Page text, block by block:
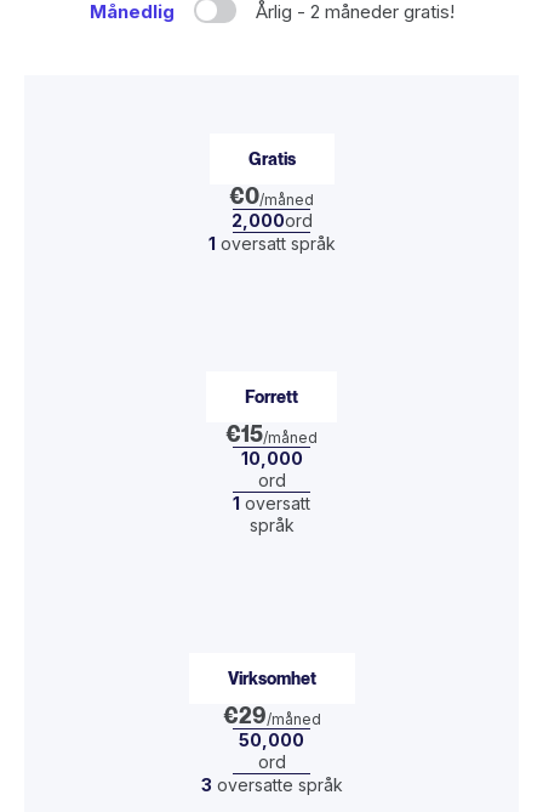
Månedlig Årlig - 2 måneder gratis!
Gratis
€0/måned
2,000ord
1 oversatt språk
Forrett
€15/måned
10,000
ord
1 oversatt
språk
Virksomhet
€29/måned
50,000
ord
3 oversatte språk